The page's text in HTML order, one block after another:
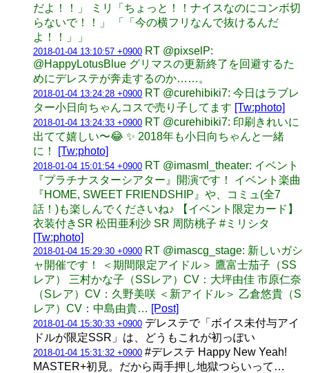
だよ！！」 ミリ「ちょっと！！ナイスなのにコンボ切
らないで！！」 「「今の横フリなんで抜けるんだ
よ！！」」
2018-01-04 13:10:57 +0900 RT @pixselP:
@HappyLotusBlue グリマスの更新終了を回避するた
めにデレステが奔走するのか……。
2018-01-04 13:24:28 +0900 RT @curehibiki7: 今日はラブレ
ター小日向ちゃんコスで売り子してます [Tw:photo]
2018-01-04 13:24:33 +0900 RT @curehibiki7: 印刷きれいに
出てて嬉しい〜😂 ✨ 2018年も小日向ちゃんと一緒
に！
[Tw:photo]
2018-01-04 15:01:54 +0900 RT @imasml_theater: イベント
『プラチナスターシアター』開演です！ イベント楽曲
『HOME, SWEET FRIENDSHIP』や、コミュ(全7
話！)も楽しんでくださいね♪ 【イベント限定カード】
衣装付きSR 松田亜利沙 SR 周防桃子 #ミリシタ
[Tw:photo]
2018-01-04 15:29:30 +0900 RT @imascg_stage: 新しいガシ
ャ開催です！ ＜期間限定アイドル＞ 鷹富士茄子（SS
レア） 三村かな子（SSレア）CV：大坪由佳 市原仁奈
（Sレア）CV：久野美咲 ＜新アイドル＞ 乙倉悠貴（S
レア）CV：中島由貴… [Post]
2018-01-04 15:30:33 +0900 デレステで「ボイス未付与アイ
ドルが限定SSR」は、どうもこれが初っぽい
2018-01-04 15:31:32 +0900 #デレステ Happy New Yeah!
MASTER+初見。だから両手押し地獄つらいって…